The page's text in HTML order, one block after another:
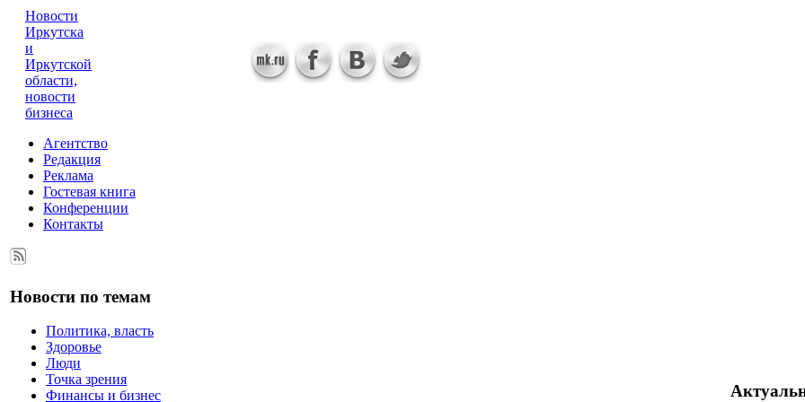
Новости
Иркутска
и
Иркутской
области,
новости
бизнеса
Агентство
Редакция
Реклама
Гостевая книга
Конференции
Контакты
Новости по темам
Политика, власть
Здоровье
Люди
Точка зрения
Финансы и бизнес